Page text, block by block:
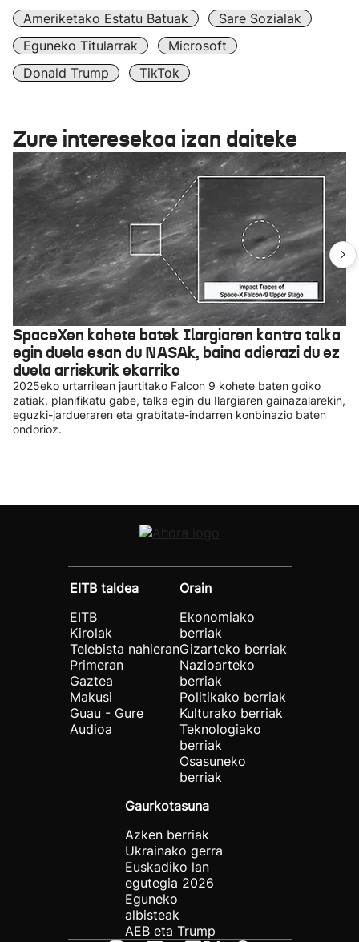
Ameriketako Estatu Batuak
Sare Sozialak
Eguneko Titularrak
Microsoft
Donald Trump
TikTok
Zure interesekoa izan daiteke
SpaceXen kohete batek Ilargiaren kontra talka
egin duela esan du NASAk, baina adierazi du ez
duela arriskurik ekarriko
2025eko urtarrilean jaurtitako Falcon 9 kohete baten goiko
zatiak, planifikatu gabe, talka egin du Ilargiaren gainazalarekin,
eguzki-jardueraren eta grabitate-indarren konbinazio baten
ondorioz.
EITB taldea
EITB
Kirolak
Telebista nahieran
Primeran
Gaztea
Makusi
Guau - Gure
Audioa
Orain
Ekonomiako
berriak
Gizarteko berriak
Nazioarteko
berriak
Politikako berriak
Kulturako berriak
Teknologiako
berriak
Osasuneko
berriak
Gaurkotasuna
Azken berriak
Ukrainako gerra
Euskadiko lan
egutegia 2026
Eguneko
albisteak
AEB eta Trump